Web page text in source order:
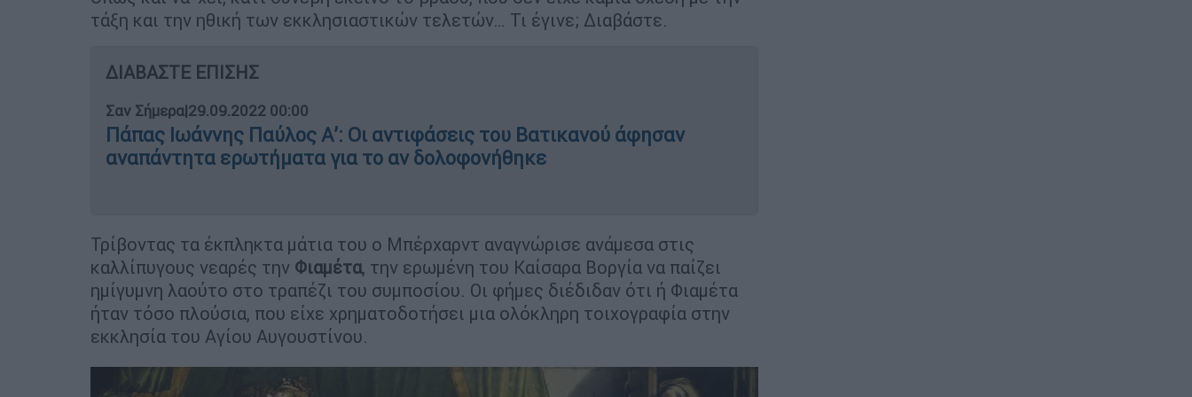
τάξη και την ηθική των εκκλησιαστικών τελετών… Τι έγινε; Διαβάστε.
ΔΙΑΒΑΣΤΕ ΕΠΙΣΗΣ
Σαν Σήμερα|29.09.2022 00:00
Πάπας Ιωάννης Παύλος Α’: Οι αντιφάσεις του Βατικανού άφησαν
αναπάντητα ερωτήματα για το αν δολοφονήθηκε
Τρίβοντας τα έκπληκτα μάτια του ο Μπέρχαρντ αναγνώρισε ανάμεσα στις
καλλίπυγους νεαρές την Φιαμέτα, την ερωμένη του Καίσαρα Βοργία να παίζει
ημίγυμνη λαούτο στο τραπέζι του συμποσίου. Οι φήμες διέδιδαν ότι ή Φιαμέτα
ήταν τόσο πλούσια, που είχε χρηματοδοτήσει μια ολόκληρη τοιχογραφία στην
εκκλησία του Αγίου Αυγουστίνου.